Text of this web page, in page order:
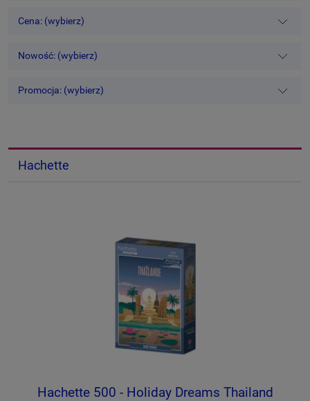
Cena: (wybierz)
Nowość: (wybierz)
Promocja: (wybierz)
Hachette
Hachette 500 - Holiday Dreams Thailand